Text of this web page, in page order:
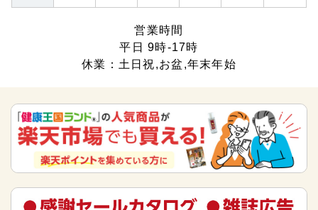
営業時間
平日 9時-17時
休業：土日祝,お盆,年末年始